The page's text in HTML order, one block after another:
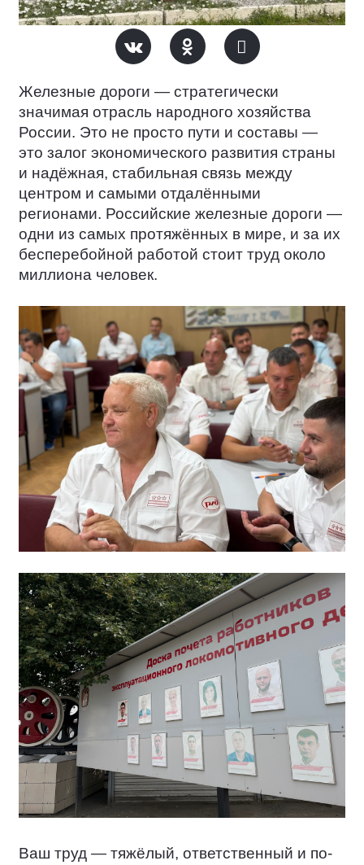
Железные дороги — стратегически
значимая отрасль народного хозяйства
России. Это не просто пути и составы —
это залог экономического развития страны
и надёжная, стабильная связь между
центром и самыми отдалёнными
регионами. Российские железные дороги —
одни из самых протяжённых в мире, и за их
бесперебойной работой стоит труд около
миллиона человек.
Ваш труд — тяжёлый, ответственный и по-